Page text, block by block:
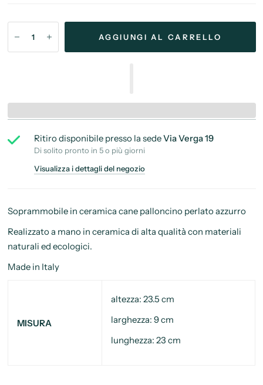
AGGIUNGI AL CARRELLO
Ritiro disponibile presso la sedeVia Verga 19
Di solito pronto in 5 o più giorni
Visualizza i dettagli del negozio
Soprammobile in ceramica cane palloncino perlato azzurro
Realizzato a mano in ceramica di alta qualità con materiali
naturali ed ecologici.
Made in Italy
MISURA
altezza: 23.5 cm
larghezza: 9 cm
lunghezza: 23 cm